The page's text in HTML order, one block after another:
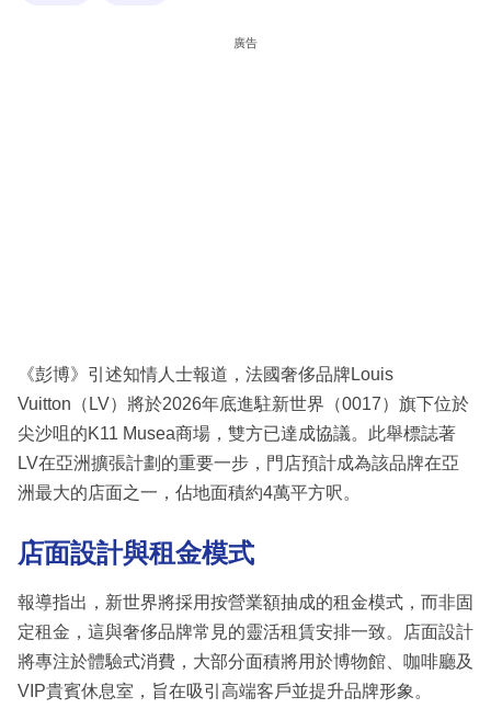
區
廣告
《彭博》引述知情人士報道，法國奢侈品牌Louis
Vuitton（LV）將於2026年底進駐新世界（0017）旗下位於
尖沙咀的K11 Musea商場，雙方已達成協議。此舉標誌著
LV在亞洲擴張計劃的重要一步，門店預計成為該品牌在亞
洲最大的店面之一，佔地面積約4萬平方呎。
店面設計與租金模式
報導指出，新世界將採用按營業額抽成的租金模式，而非固
定租金，這與奢侈品牌常見的靈活租賃安排一致。店面設計
將專注於體驗式消費，大部分面積將用於博物館、咖啡廳及
VIP貴賓休息室，旨在吸引高端客戶並提升品牌形象。